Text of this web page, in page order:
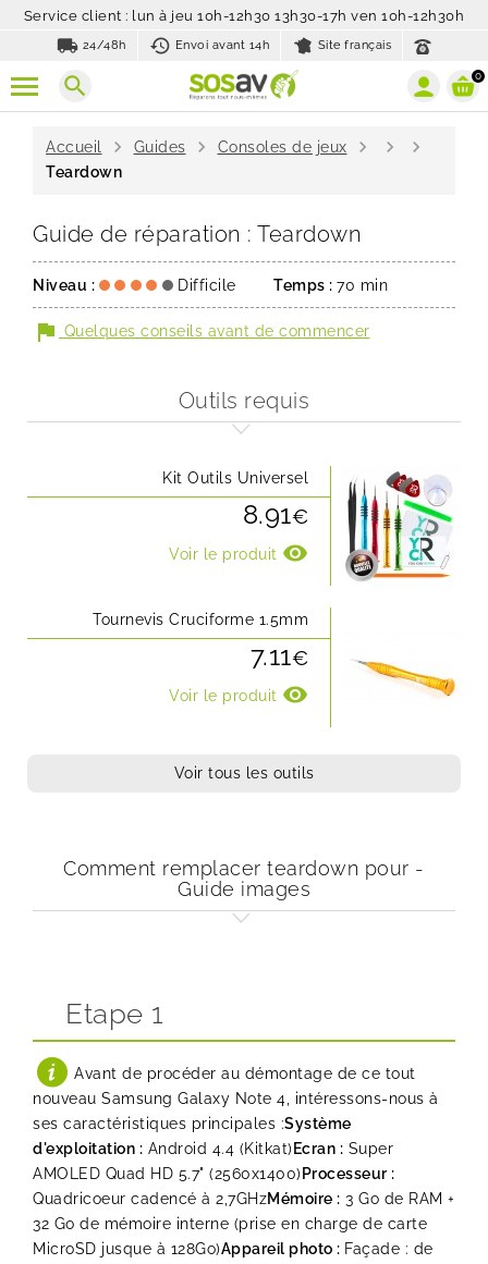
Service client : lun à jeu 10h-12h30 13h30-17h ven 10h-12h30h
local_shipping 24/48h history_toggle_off
Envoi avant 14h Site français
search 0
Accueil chevron_right Guides chevron_right Consoles de jeux chevron_right chevron_right chevron_right
Teardown
Guide de réparation : Teardown
Niveau : Difficile Temps : 70 min
flag Quelques conseils avant de commencer
Outils requis
Kit Outils Universel
8.91€
Voir le produit visibility
Tournevis Cruciforme 1.5mm
7.11€
Voir le produit visibility
Voir tous les outils
Comment remplacer teardown pour -
Guide images
Etape 1
Avant de procéder au démontage de ce tout
nouveau Samsung Galaxy Note 4, intéressons-nous à
ses caractéristiques principales :Système
d'exploitation : Android 4.4 (Kitkat)Ecran : Super
AMOLED Quad HD 5.7" (2560x1400)Processeur :
Quadricoeur cadencé à 2,7GHzMémoire : 3 Go de RAM +
32 Go de mémoire interne (prise en charge de carte
MicroSD jusque à 128Go)Appareil photo : Façade : de